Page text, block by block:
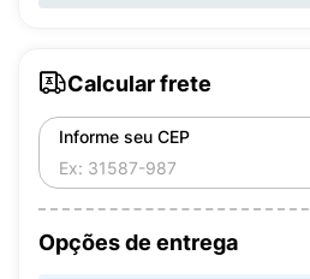
Calcular frete
Informe seu CEP
Opções de entrega